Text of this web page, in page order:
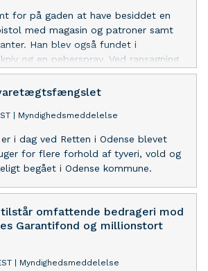
for på gaden at have besiddet en
med magasin og patroner samt
Han blev også fundet i
og en peberspray. Ved ransagning
politiet 20.000 kr. i kontanter og
fandt det bevist, at pengene
siden 5. marts 2026, blev
til anke.
Myndighedsmeddelelse
i dag ved Retten i Odense blevet
for flere forhold af tyveri, vold og
begået i Odense kommune.
omfattende bedrageri mod
Garantifond og millionstort
Myndighedsmeddelelse